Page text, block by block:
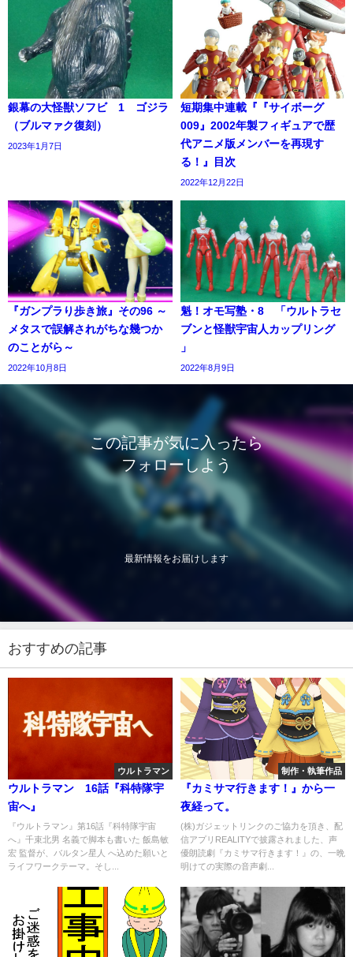
銀幕の大怪獣ソフビ 1 ゴジラ
（ブルマァク復刻）
2023年1月7日
短期集中連載『『サイボーグ
009』2002年製フィギュアで歴
代アニメ版メンバーを再現す
る！』目次
2022年12月22日
『ガンプラり歩き旅』その96 ～
メタスで誤解されがちな幾つか
のことがら～
2022年10月8日
魁！オモ写塾・8 「ウルトラセ
ブンと怪獣宇宙人カップリング
」
2022年8月9日
この記事が気に入ったら
フォローしよう
最新情報をお届けします
おすすめの記事
ウルトラマン
ウルトラマン 16話『科特隊宇
宙へ』
『ウルトラマン』第16話『科特隊宇宙
へ』千束北男 名義で脚本も書いた 飯島敏
宏 監督が、バルタン星人 へ込めた願いと
ライフワークテーマ。そし...
制作・執筆作品
『カミサマ行きます！』から一
夜経って。
(株)ガジェットリンクのご協力を頂き、配
信アプリREALITYで披露されました、声
優朗読劇『カミサマ行きます！』の、一晩
明けての実際の音声劇...